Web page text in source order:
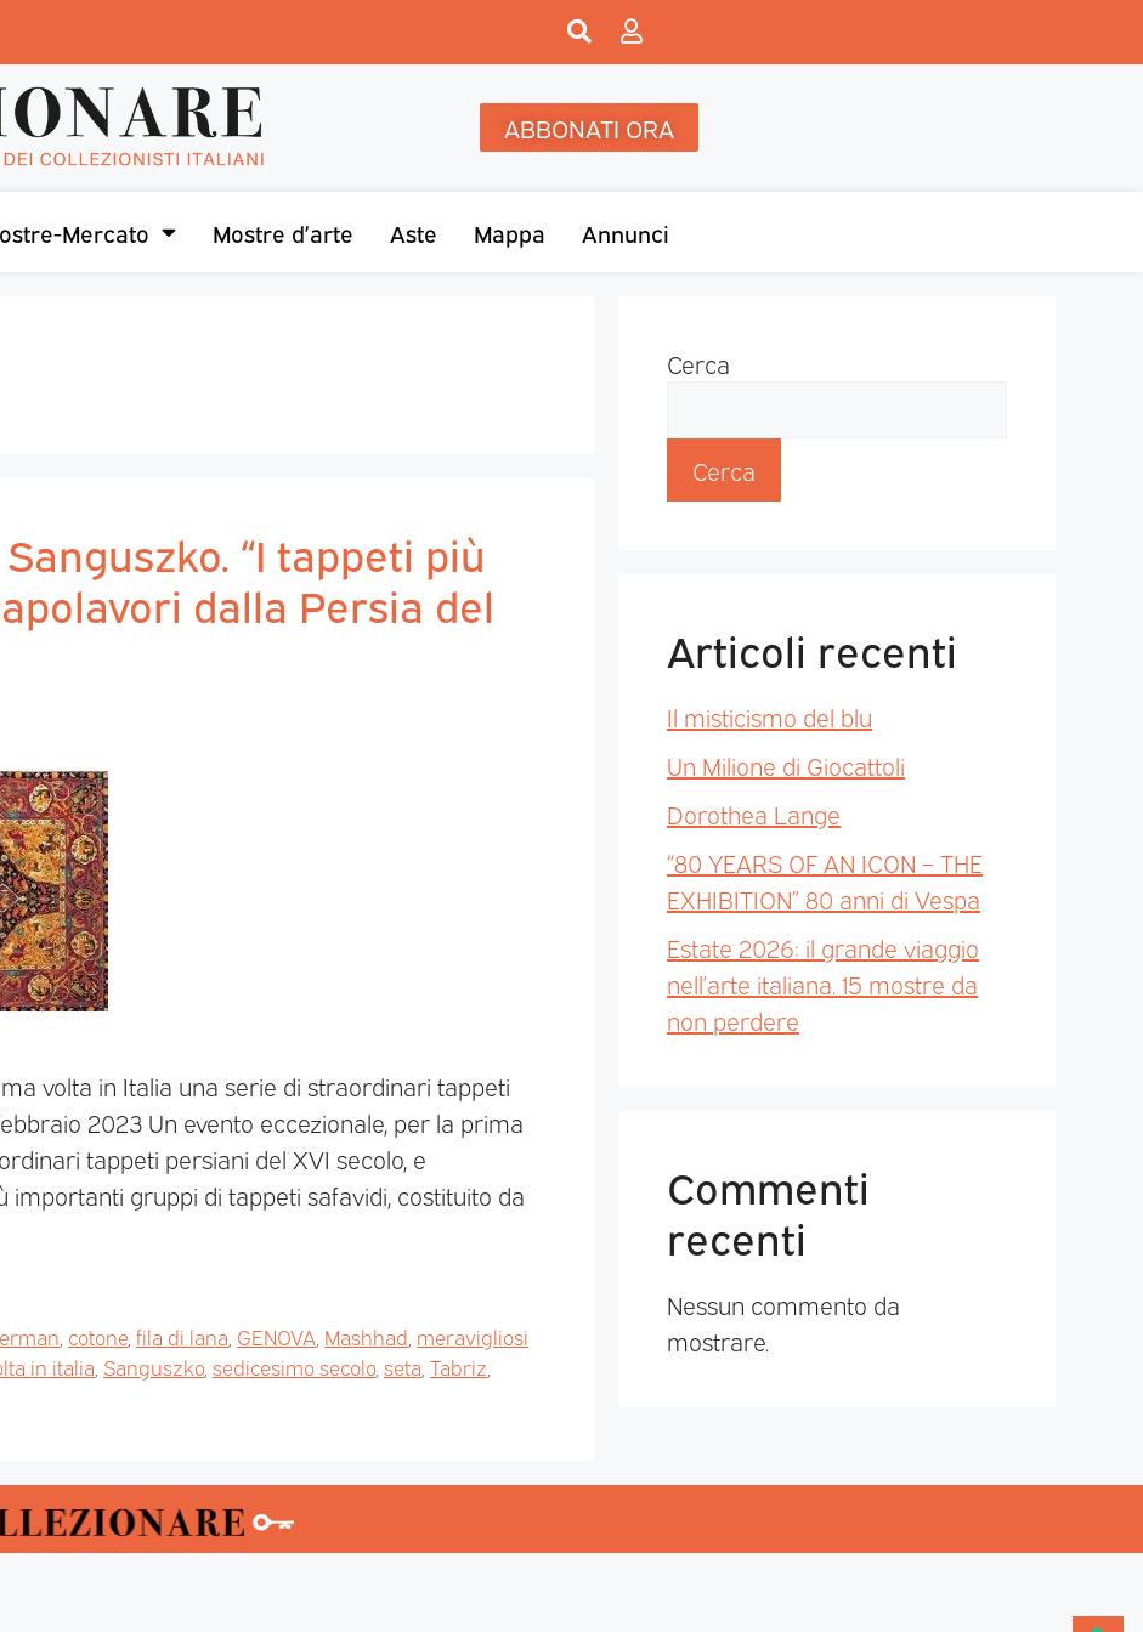
ABBONATI ORA
Mercato Mostre d’arte Aste Mappa Annunci
“I tappeti più
dalla Persia del
volta in Italia una serie di straordinari tappeti
2023 Un evento eccezionale, per la prima
tappeti persiani del XVI secolo, e
gruppi di tappeti safavidi, costituito da
cotone,fila di lana GENOVA Mashhad meravigliosi
in italia Sanguszko, sedicesimo secolo, seta Tabriz
Cerca
Cerca
Articoli recenti
Il misticismo del blu
Un Milione di Giocattoli
Dorothea Lange
“80 YEARS OF AN ICON – THE
EXHIBITION” 80 anni di Vespa
Estate 2026: il grande viaggio
nell’arte italiana. 15 mostre da
non perdere
Commenti
recenti
Nessun commento da
mostrare.